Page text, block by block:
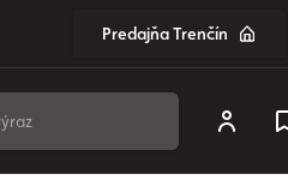
Predajňa Trenčín